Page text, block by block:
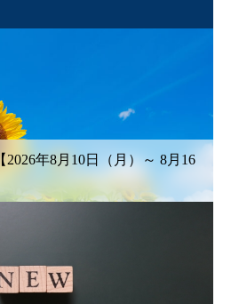
年8月10日（月）～ 8月16